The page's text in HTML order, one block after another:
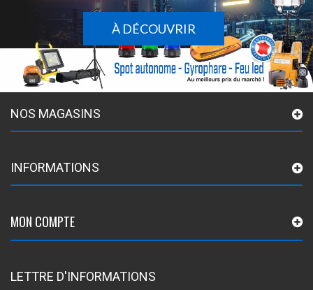
À DÉCOUVRIR
NOS MAGASINS
INFORMATIONS
MON COMPTE
LETTRE D'INFORMATIONS